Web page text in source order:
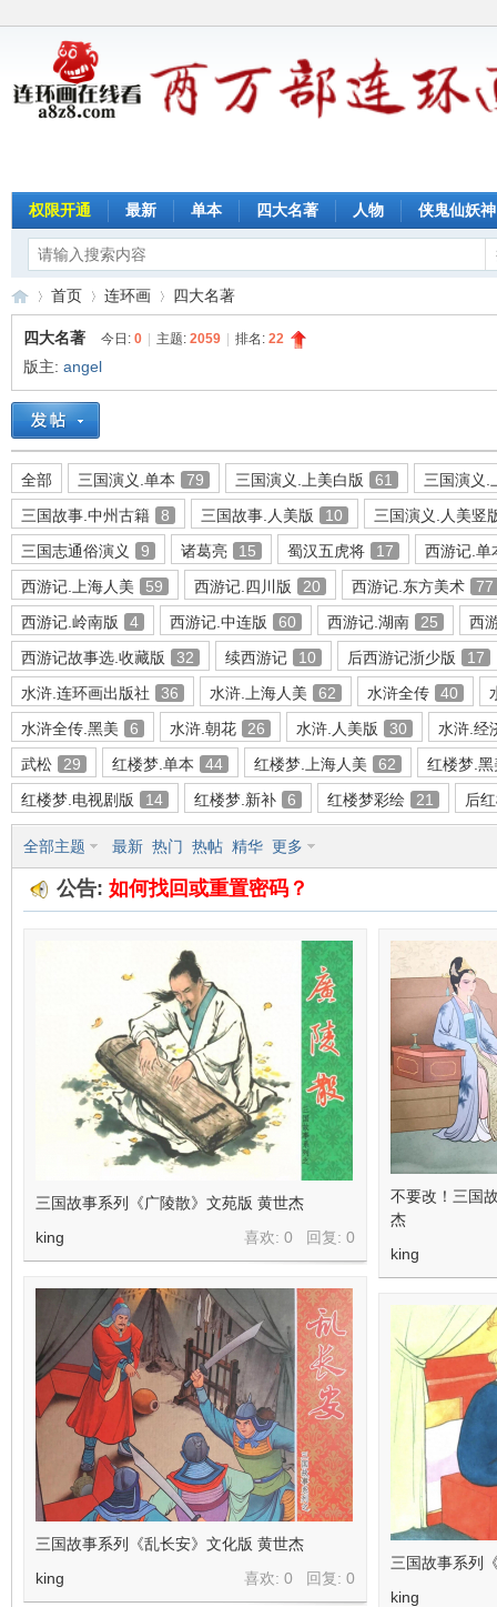
权限开通 最新 单本 四大名著 人物 侠鬼仙妖神
连
环
»
首页
›
连环画
›
四大名著
四大名著 今日: 0 主题: 2059 排名: 22
版主: angel
全部 三国演义.单本 79 三国演义.上美白版 61
三国演义.
三国故事.中州古籍
8 三国故事.人美版 10
三国演义.人美竖
三国志通俗演义
9 诸葛亮 15 蜀汉五虎将 17
西游记.单
西游记.上海人美
59 西游记.四川版 20 西游记.东方美术
77
西游记.岭南版
4 西游记.中连版 60 西游记.湖南 25
西
西游记故事选.收藏版
32 续西游记 10 后西游记浙少版
17
水浒.连环画出版社
36 水浒.上海人美 62 水浒全传 40
水浒全传.黑美
6 水浒.朝花 26 水浒.人美版 30
水浒.经
武松
29 红楼梦.单本 44 红楼梦.上海人美 62
红楼梦.黑
红楼梦.电视剧版
14 红楼梦.新补 6 红楼梦彩绘 21 后
全部主题 最新 热门 热帖 精华 更多
公告: 如何找回或重置密码？
三国故事系列《广陵散》文苑版 黄世杰
喜欢: 0 回复: 0
king
不要改！三国
杰
king
三国故事系列《乱长安》文化版 黄世杰
喜欢: 0 回复: 0
king
三国故事系列
king